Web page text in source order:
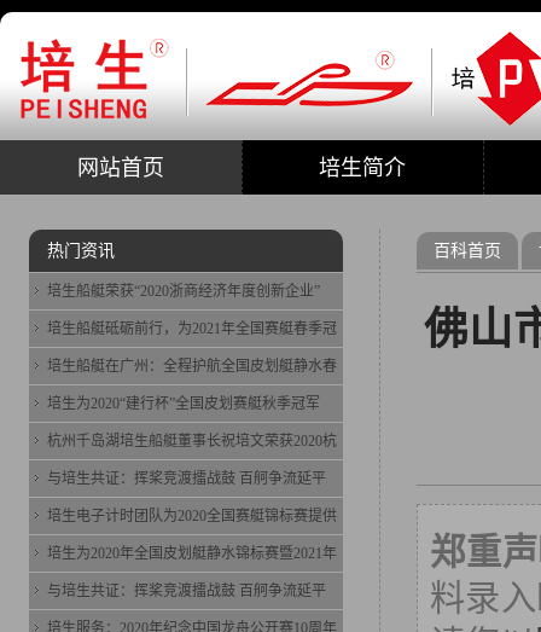
网站首页 培生简介
百科首页
佛山
郑重
料录
热门资讯
培生船艇荣获“2020浙商经济年度创新企业”
培生船艇砥砺前行，为2021年全国赛艇春季冠
培生船艇在广州：全程护航全国皮划艇静水春
培生为2020“建行杯”全国皮划赛艇秋季冠军
杭州千岛湖培生船艇董事长祝培文荣获2020杭
与培生共证：挥桨竞渡擂战鼓 百舸争流延平
培生电子计时团队为2020全国赛艇锦标赛提供
培生为2020年全国皮划艇静水锦标赛暨2021年
与培生共证：挥桨竞渡擂战鼓 百舸争流延平
培生服务：2020年纪念中国龙舟公开赛10周年